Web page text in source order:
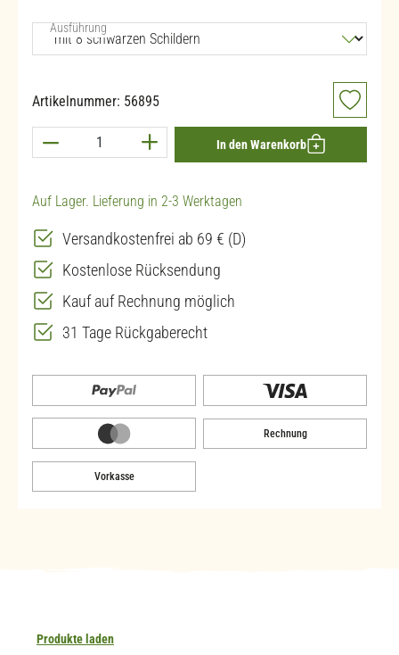
Ausführungauswählen
Artikelnummer: 56895
Produkt Anzahl: Gib den gewünschten Wert
In den Warenkorb
Auf Lager. Lieferung in 2-3 Werktagen
Versandkostenfrei ab 69 € (D)
Kostenlose Rücksendung
Kauf auf Rechnung möglich
31 Tage Rückgaberecht
Rechnung
Vorkasse
Produkte laden